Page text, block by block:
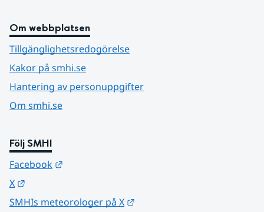
Om webbplatsen
Tillgänglighetsredogörelse
Kakor på smhi.se
Hantering av personuppgifter
Om smhi.se
Följ SMHI
Facebook
X
SMHIs meteorologer på X